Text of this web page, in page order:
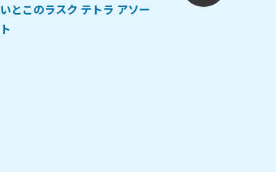
いとこのラスク テトラ アソー
ト